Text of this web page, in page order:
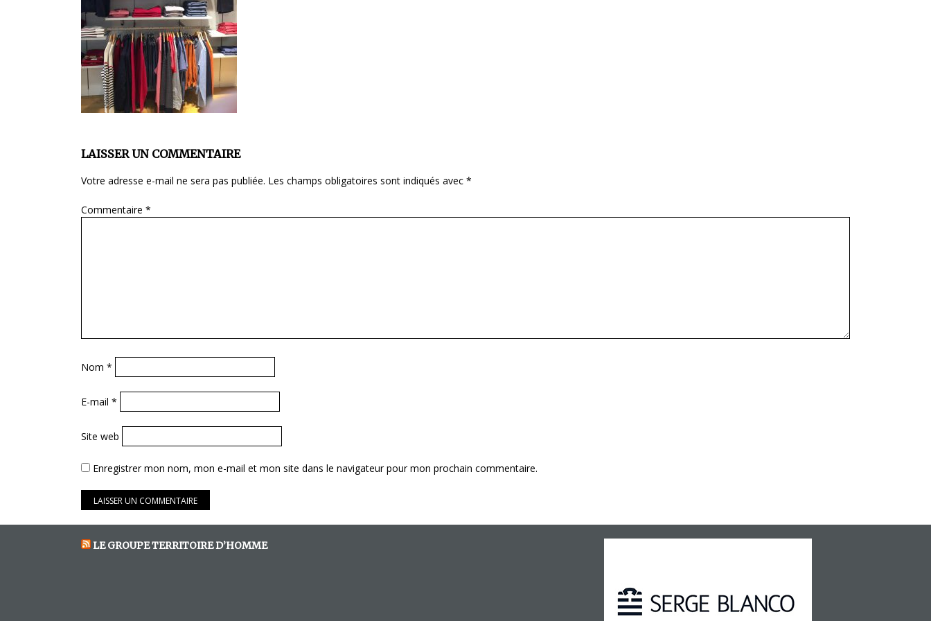
LAISSER UN COMMENTAIRE
Votre adresse e-mail ne sera pas publiée. Les champs obligatoires sont indiqués avec *
Commentaire *
Nom *
E-mail *
Site web
Enregistrer mon nom, mon e-mail et mon site dans le navigateur pour mon prochain commentaire.
LE GROUPE TERRITOIRE D’HOMME